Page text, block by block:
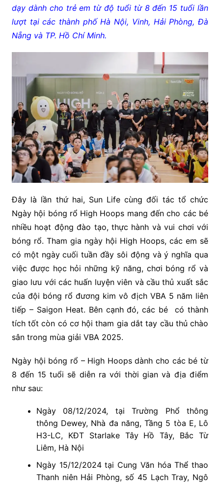
dạy dành cho trẻ em từ độ tuổi từ 8 đến 15 tuổi lần
lượt tại các thành phố Hà Nội, Vinh, Hải Phòng, Đà
Nẵng và TP. Hồ Chí Minh.
Đây là lần thứ hai, Sun Life cùng đối tác tổ chức
Ngày hội bóng rổ High Hoops mang đến cho các bé
nhiều hoạt động đào tạo, thực hành và vui chơi với
bóng rổ. Tham gia ngày hội High Hoops, các em sẽ
có một ngày cuối tuần đầy sôi động và ý nghĩa qua
việc được học hỏi những kỹ năng, chơi bóng rổ và
giao lưu với các huấn luyện viên và cầu thủ xuất sắc
của đội bóng rổ đương kim vô địch VBA 5 năm liên
tiếp – Saigon Heat. Bên cạnh đó, các bé có thành
tích tốt còn có cơ hội tham gia dắt tay cầu thủ chào
sân trong mùa giải VBA 2025.
Ngày hội bóng rổ – High Hoops dành cho các bé từ
8 đến 15 tuổi sẽ diễn ra với thời gian và địa điểm
như sau:
Ngày 08/12/2024, tại Trường Phổ thông
thông Dewey, Nhà đa năng, Tầng 5 tòa E, Lô
H3-LC, KĐT Starlake Tây Hồ Tây, Bắc Từ
Liêm, Hà Nội
Ngày 15/12/2024 tại Cung Văn hóa Thể thao
Thanh niên Hải Phòng, số 45 Lạch Tray, Ngô